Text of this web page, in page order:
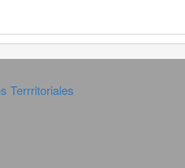
Terrritoriales